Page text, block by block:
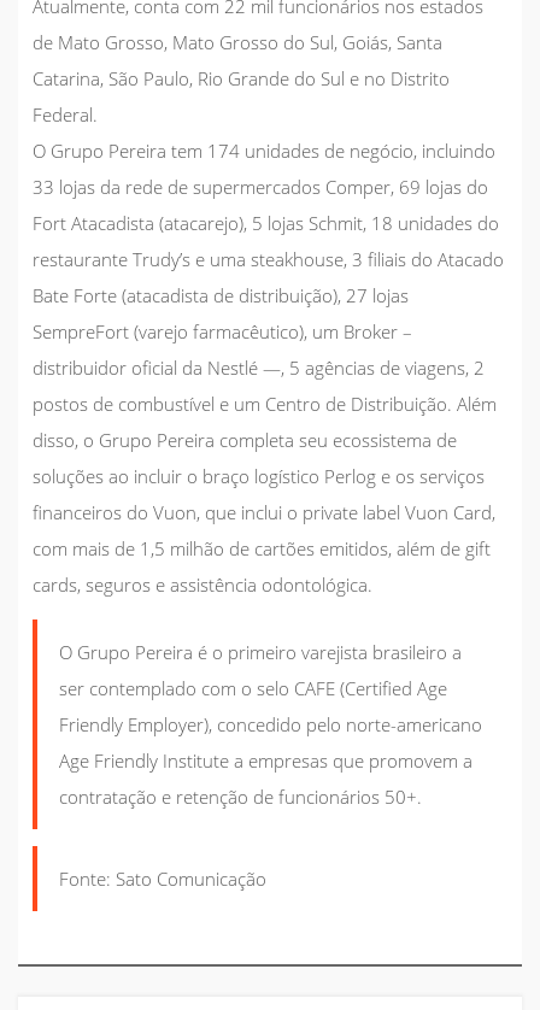
Atualmente, conta com 22 mil funcionários nos estados
de Mato Grosso, Mato Grosso do Sul, Goiás, Santa
Catarina, São Paulo, Rio Grande do Sul e no Distrito
Federal.
O Grupo Pereira tem 174 unidades de negócio, incluindo
33 lojas da rede de supermercados Comper, 69 lojas do
Fort Atacadista (atacarejo), 5 lojas Schmit, 18 unidades do
restaurante Trudy’s e uma steakhouse, 3 filiais do Atacado
Bate Forte (atacadista de distribuição), 27 lojas
SempreFort (varejo farmacêutico), um Broker –
distribuidor oficial da Nestlé —, 5 agências de viagens, 2
postos de combustível e um Centro de Distribuição. Além
disso, o Grupo Pereira completa seu ecossistema de
soluções ao incluir o braço logístico Perlog e os serviços
financeiros do Vuon, que inclui o private label Vuon Card,
com mais de 1,5 milhão de cartões emitidos, além de gift
cards, seguros e assistência odontológica.
O Grupo Pereira é o primeiro varejista brasileiro a
ser contemplado com o selo CAFE (Certified Age
Friendly Employer), concedido pelo norte-americano
Age Friendly Institute a empresas que promovem a
contratação e retenção de funcionários 50+.
Fonte: Sato Comunicação